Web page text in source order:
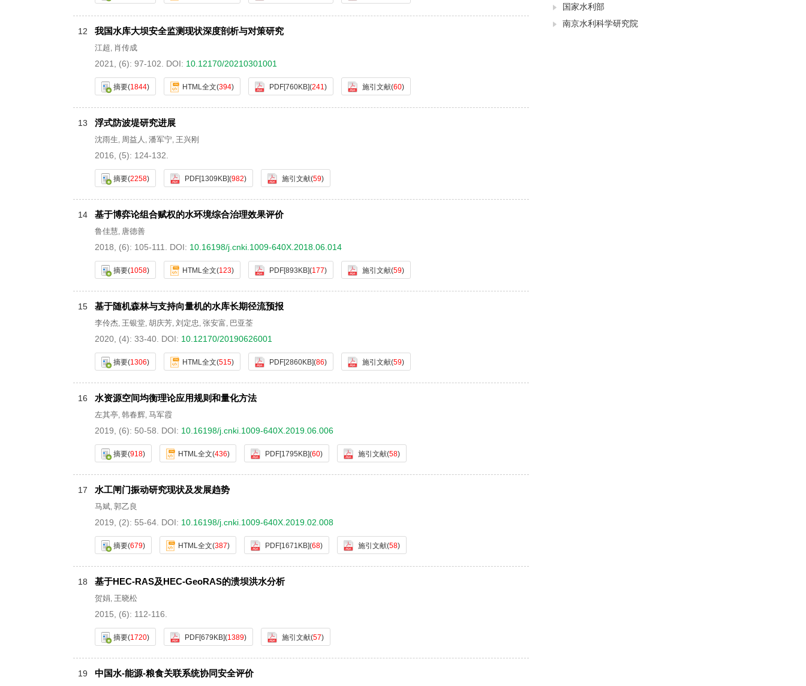
12 我国水库大坝安全监测现状深度剖析与对策研究
江超, 肖传成
2021, (6): 97-102. DOI: 10.12170/20210301001
摘要(1844) HTML全文(394) PDF[760KB](241) 施引文献(60)
13 浮式防波堤研究进展
沈雨生, 周益人 , 潘军宁, 王兴刚
2016, (5): 124-132.
摘要(2258) PDF[1309KB](982) 施引文献(59)
14 基于博弈论组合赋权的水环境综合治理效果评价
鲁佳慧, 唐德善
2018, (6): 105-111. DOI: 10.16198/j.cnki.1009-640X.2018.06.014
摘要(1058) HTML全文(123) PDF[893KB](177) 施引文献(59)
15 基于随机森林与支持向量机的水库长期径流预报
李伶杰, 王银堂, 胡庆芳, 刘定忠, 张安富, 巴亚荃
2020, (4): 33-40. DOI: 10.12170/20190626001
摘要(1306) HTML全文(515) PDF[2860KB](86) 施引文献(59)
16 水资源空间均衡理论应用规则和量化方法
左其亭, 韩春辉, 马军霞
2019, (6): 50-58. DOI: 10.16198/j.cnki.1009-640X.2019.06.006
摘要(918) HTML全文(436) PDF[1795KB](60) 施引文献(58)
17 水工闸门振动研究现状及发展趋势
马斌, 郭乙良
2019, (2): 55-64. DOI: 10.16198/j.cnki.1009-640X.2019.02.008
摘要(679) HTML全文(387) PDF[1671KB](68) 施引文献(58)
18 基于HEC-RAS及HEC-GeoRAS的溃坝洪水分析
贺娟, 王晓松
2015, (6): 112-116.
摘要(1720) PDF[679KB](1389) 施引文献(57)
19 中国水-能源-粮食关联系统协同安全评价
国家水利部
南京水利科学研究院